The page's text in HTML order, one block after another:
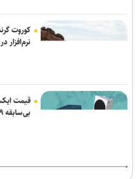
روزهای دشوار هستند
وزیر علوم: خبرنگاران در طول جنگ
نرم‌افزار
قیمت
بی‌سابقه ۷۹۹ یورو رسید